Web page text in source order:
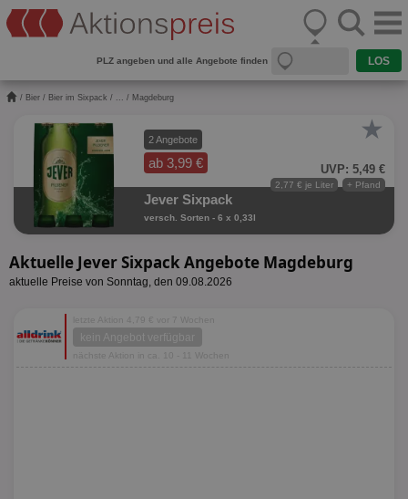
PLZ angeben und alle Angebote finden
/ Bier / Bier im Sixpack / ... / Magdeburg
2 Angebote
ab 3,99 €
★
UVP: 5,49 €
+ Pfand
2,77 € je Liter
Jever Sixpack
versch. Sorten - 6 x 0,33l
Aktuelle Jever Sixpack Angebote Magdeburg
aktuelle Preise von Sonntag, den 09.08.2026
letzte Aktion 4,79 € vor 7 Wochen
kein Angebot verfügbar
nächste Aktion in ca. 10 - 11 Wochen